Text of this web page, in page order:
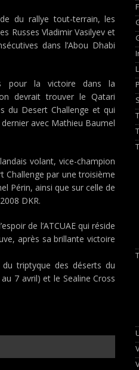
du rallye tout-terrain, les
Russes Vladimir Vasilyev et
dans l’Abou Dhabi
pour la victoire dans la
devrait trouver le Qatari
du Desert Challenge et qui
avec Mathieu Baumel
volant, vice-champion
Challenge par une troisième
Périn, ainsi que sur celle de
DKR.
de l’ATCUAE qui réside
après sa brillante victoire
triptyque des déserts du
7 avril) et le Sealine Cross